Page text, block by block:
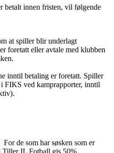
betalt innen fristen, vil følgende
at spiller blir underlagt
foretatt eller avtale med klubben
inntil betaling er foretatt. Spiller
FIKS ved kamprapporter, inntil
For de som har søsken som er
Tiller IL Fotball gis 50%